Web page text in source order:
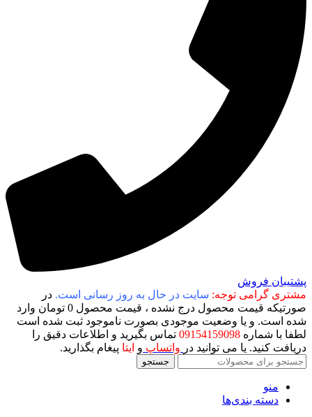
پشتیبان فروش
مشتری گرامی توجه: سایت در حال به روز رسانی است. در
صورتیکه قیمت محصول درج نشده ، قیمت محصول 0 تومان وارد
شده است. و یا وضعیت موجودی بصورت ناموجود ثبت شده است
لطفا با شماره 09154159098 تماس بگیرید و اطلاعات دقیق را
دریافت کنید. یا می توانید در واتساپ و ایتا پیغام بگذارید.
جستجو
منو
دسته بندی‌ها